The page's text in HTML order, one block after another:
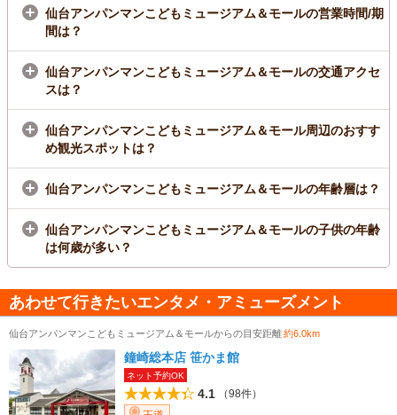
仙台アンパンマンこどもミュージアム＆モールの営業時間/期
間は？
仙台アンパンマンこどもミュージアム＆モールの交通アクセ
スは？
仙台アンパンマンこどもミュージアム＆モール周辺のおすす
め観光スポットは？
仙台アンパンマンこどもミュージアム＆モールの年齢層は？
仙台アンパンマンこどもミュージアム＆モールの子供の年齢
は何歳が多い？
あわせて行きたいエンタメ・アミューズメント
仙台アンパンマンこどもミュージアム＆モールからの目安距離約6.0km
鐘崎総本店 笹かま館
ネット予約OK
4.1
（98件）